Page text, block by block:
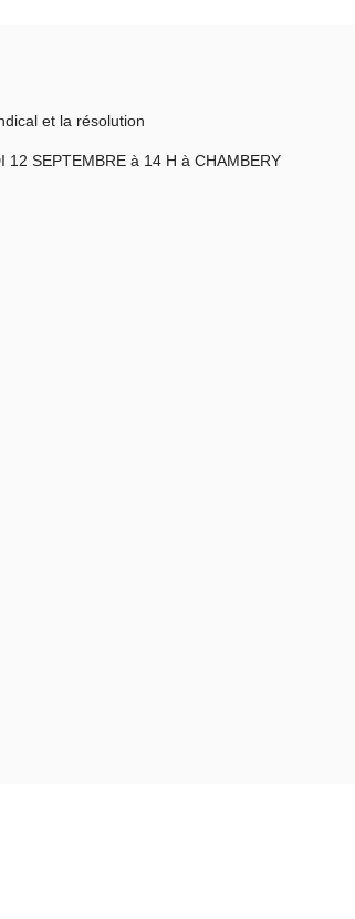
et la résolution
12 SEPTEMBRE à 14 H à CHAMBERY